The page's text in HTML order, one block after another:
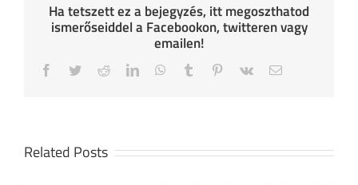
Ha tetszett ez a bejegyzés, itt megoszthatod
ismerőseiddel a Facebookon, twitteren vagy
emailen!
Facebook
TwitterRedditLinkedInWhatsApp
Tumblr Pinterest
Vk Email
Related Posts